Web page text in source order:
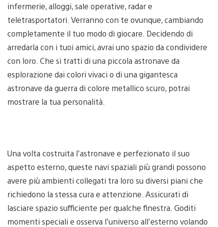
infermerie, alloggi, sale operative, radar e
teletrasportatori. Verranno con te ovunque, cambiando
completamente il tuo modo di giocare. Decidendo di
arredarla con i tuoi amici, avrai uno spazio da condividere
con loro. Che si tratti di una piccola astronave da
esplorazione dai colori vivaci o di una gigantesca
astronave da guerra di colore metallico scuro, potrai
mostrare la tua personalità.
Una volta costruita l’astronave e perfezionato il suo
aspetto esterno, queste navi spaziali più grandi possono
avere più ambienti collegati tra loro su diversi piani che
richiedono la stessa cura e attenzione. Assicurati di
lasciare spazio sufficiente per qualche finestra. Goditi
momenti speciali e osserva l’universo all’esterno volando